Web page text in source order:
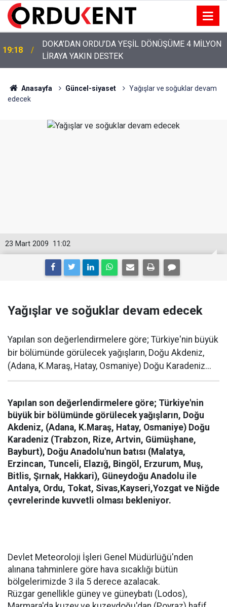
12:46
YENİ PARTİ’NİN ORDU’DAKİ 69 KİŞİLİK KURUCU
KADROSU AÇIKLANDI
Anasayfa Güncel-siyaset
Yağışlar ve soğuklar devam
edecek
11:02
23 Mart 2009
Yağışlar ve soğuklar devam edecek
Yapılan son değerlendirmelere göre; Türkiye'nin büyük
bir bölümünde görülecek yağışların, Doğu Akdeniz,
(Adana, K.Maraş, Hatay, Osmaniye) Doğu Karadeniz...
Yapılan son değerlendirmelere göre; Türkiye'nin
büyük bir bölümünde görülecek yağışların, Doğu
Akdeniz, (Adana, K.Maraş, Hatay, Osmaniye) Doğu
Karadeniz (Trabzon, Rize, Artvin, Gümüşhane,
Bayburt), Doğu Anadolu'nun batısı (Malatya,
Erzincan, Tunceli, Elazığ, Bingöl, Erzurum, Muş,
Bitlis, Şırnak, Hakkari), Güneydoğu Anadolu ile
Antalya, Ordu, Tokat, Sivas,Kayseri,Yozgat ve Niğde
çevrelerinde kuvvetli olması bekleniyor.
Devlet Meteoroloji İşleri Genel Müdürlüğü'nden
alınana tahminlere göre hava sıcaklığı bütün
bölgelerimizde 3 ila 5 derece azalacak.
Rüzgar genellikle güney ve güneybatı (Lodos),